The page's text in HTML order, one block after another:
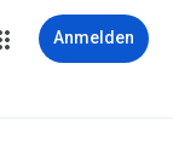
Anmelden